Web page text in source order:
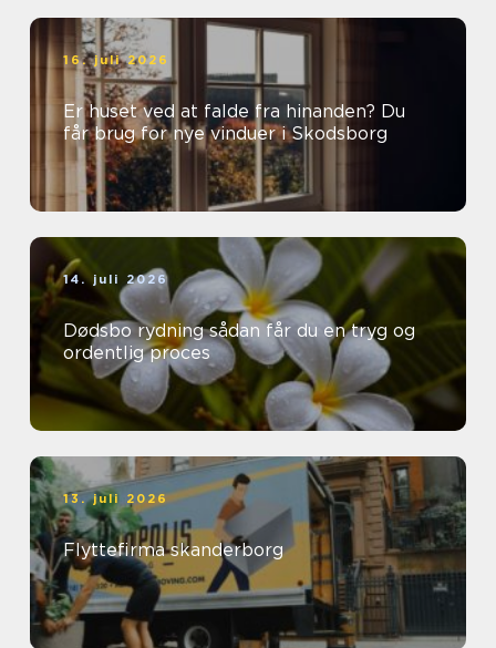
16. juli 2026
Er huset ved at falde fra hinanden? Du
får brug for nye vinduer i Skodsborg
14. juli 2026
Dødsbo rydning sådan får du en tryg og
ordentlig proces
13. juli 2026
Flyttefirma skanderborg